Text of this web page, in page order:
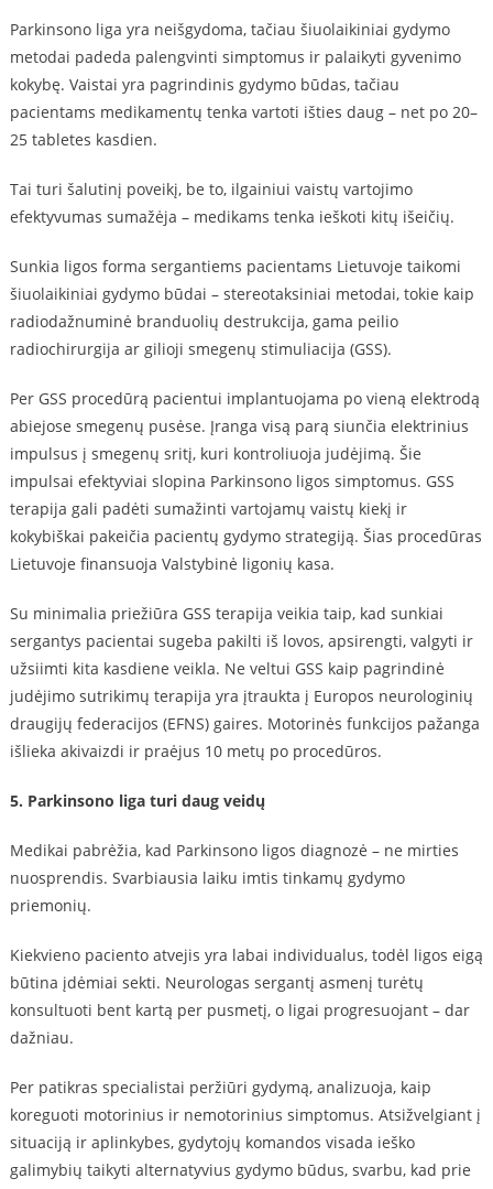
Parkinsono liga yra neišgydoma, tačiau šiuolaikiniai gydymo
metodai padeda palengvinti simptomus ir palaikyti gyvenimo
kokybę. Vaistai yra pagrindinis gydymo būdas, tačiau
pacientams medikamentų tenka vartoti išties daug – net po 20–
25 tabletes kasdien.
Tai turi šalutinį poveikį, be to, ilgainiui vaistų vartojimo
efektyvumas sumažėja – medikams tenka ieškoti kitų išeičių.
Sunkia ligos forma sergantiems pacientams Lietuvoje taikomi
šiuolaikiniai gydymo būdai – stereotaksiniai metodai, tokie kaip
radiodažnuminė branduolių destrukcija, gama peilio
radiochirurgija ar gilioji smegenų stimuliacija (GSS).
Per GSS procedūrą pacientui implantuojama po vieną elektrodą
abiejose smegenų pusėse. Įranga visą parą siunčia elektrinius
impulsus į smegenų sritį, kuri kontroliuoja judėjimą. Šie
impulsai efektyviai slopina Parkinsono ligos simptomus. GSS
terapija gali padėti sumažinti vartojamų vaistų kiekį ir
kokybiškai pakeičia pacientų gydymo strategiją. Šias procedūras
Lietuvoje finansuoja Valstybinė ligonių kasa.
Su minimalia priežiūra GSS terapija veikia taip, kad sunkiai
sergantys pacientai sugeba pakilti iš lovos, apsirengti, valgyti ir
užsiimti kita kasdiene veikla. Ne veltui GSS kaip pagrindinė
judėjimo sutrikimų terapija yra įtraukta į Europos neurologinių
draugijų federacijos (EFNS) gaires. Motorinės funkcijos pažanga
išlieka akivaizdi ir praėjus 10 metų po procedūros.
5. Parkinsono liga turi daug veidų
Medikai pabrėžia, kad Parkinsono ligos diagnozė – ne mirties
nuosprendis. Svarbiausia laiku imtis tinkamų gydymo
priemonių.
Kiekvieno paciento atvejis yra labai individualus, todėl ligos eigą
būtina įdėmiai sekti. Neurologas sergantį asmenį turėtų
konsultuoti bent kartą per pusmetį, o ligai progresuojant – dar
dažniau.
Per patikras specialistai peržiūri gydymą, analizuoja, kaip
koreguoti motorinius ir nemotorinius simptomus. Atsižvelgiant į
situaciją ir aplinkybes, gydytojų komandos visada ieško
galimybių taikyti alternatyvius gydymo būdus, svarbu, kad prie